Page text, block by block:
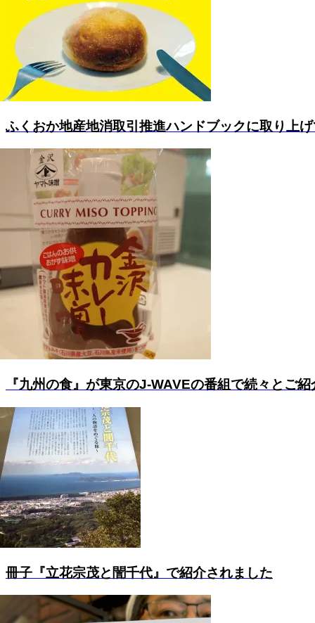
ふくおか地産地消取引推進ハンドブックに取り上
『九州の食』が東京のJ-WAVEの番組で続々とご紹
冊子『立花宗茂と誾千代』で紹介されました